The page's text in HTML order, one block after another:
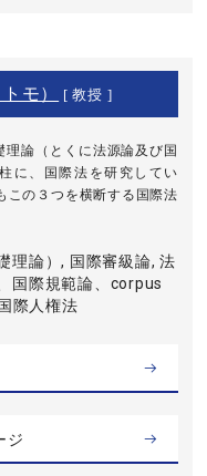
モ） [ 教授 ]
論（とくに法源論及び国
に、国際法を研究してい
この３つを横断する国際法
理論）, 国際審級論, 法
国際規範論、corpus
際人権法
ジ